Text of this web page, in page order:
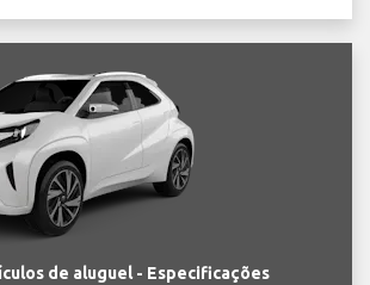
de aluguel - Especificações